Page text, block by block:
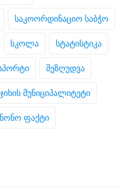
საკოორდინაციო საბჭო
სკოლა სტატისტიკა
შეზღუდვა
მუნიციპალიტეტი
ფაქტი